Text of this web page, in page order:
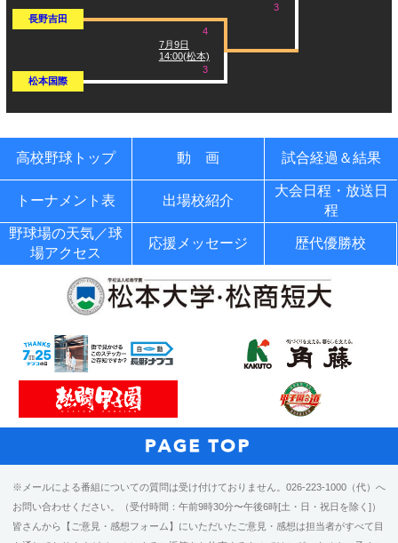
長野吉田
松本国際
7月9日
14:00(松本)
4
3
3
高校野球トップ 動 画 試合経過＆結果
トーナメント表 出場校紹介
大会日程・放送日
程
野球場の天気／球
場アクセス
応援メッセージ 歴代優勝校
※メールによる番組についての質問は受け付けておりません。026-223-1000（代）へ
お問い合わせください。（受付時間：午前9時30分〜午後6時[土・日・祝日を除く]）
皆さんから【ご意見・感想フォーム】にいただいたご意見・感想は担当者がすべて目